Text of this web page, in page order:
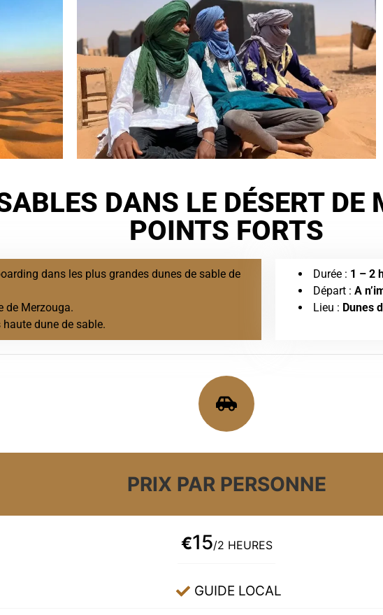
DANS LE DÉSERT DE
POINTS FORTS
dans les plus grandes dunes de sable de
de Merzouga.
dune de sable.
Durée : 1 – 2
Départ : A
Lieu : Dunes
PRIX PAR PERSONNE
€15/2 HEURES
GUIDE LOCAL